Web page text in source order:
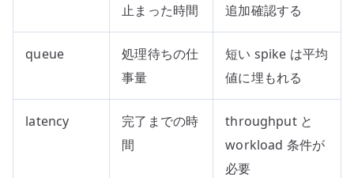
止まった時間
追加確認する
queue
処理待ちの仕
事量
短い spike は平均
値に埋もれる
latency
完了までの時
間
throughput と
workload 条件が
必要